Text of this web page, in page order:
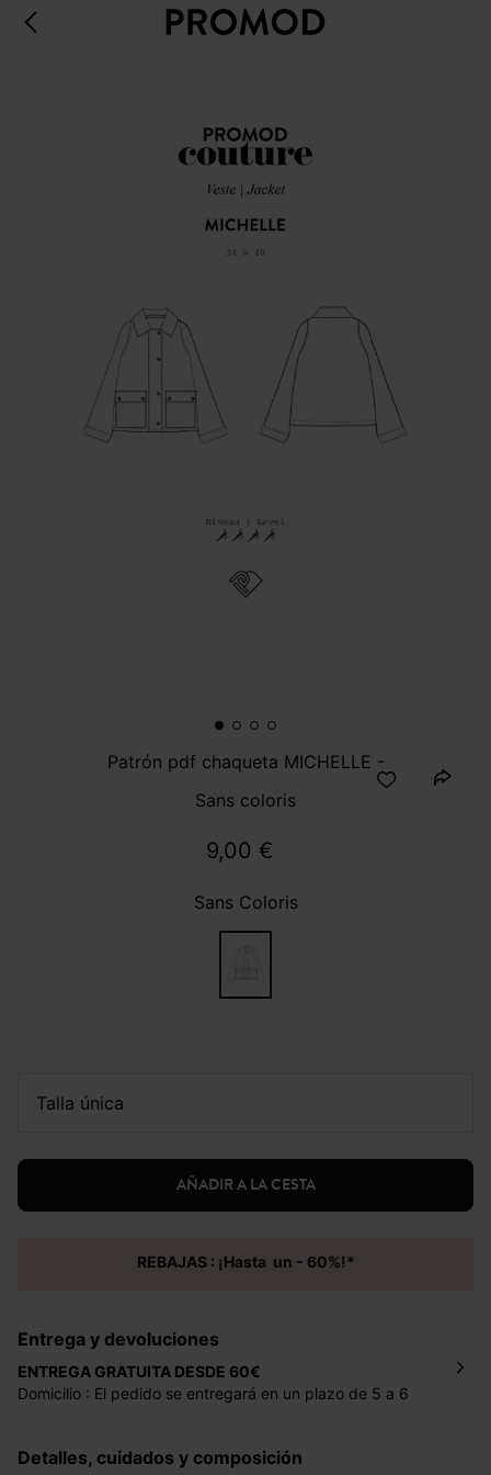
Patrón pdf chaqueta MICHELLE -
Sans coloris
9,00 €
Sans Coloris
talla única
AÑADIR A LA CESTA
REBAJAS : ¡Hasta un - 60%!*
Entrega y devoluciones
ENTREGA GRATUITA DESDE 60€
Domicilio : El pedido se entregará en un plazo de 5 a 6
Mondial Relay : El pedido se entregará en un plazo de 5
Detalles, cuidados y composición